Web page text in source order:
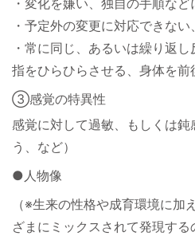
・変化を嫌い、独自の手順など
・予定外の変更に対応できない
・常に同じ、あるいは繰り返
指をひらひらさせる、身体を前
③感覚の特異性
感覚に対して過敏、もしくは
う、など）
●人物像
（※生来の性格や成育環境に加
ざまにミックスされて発現す